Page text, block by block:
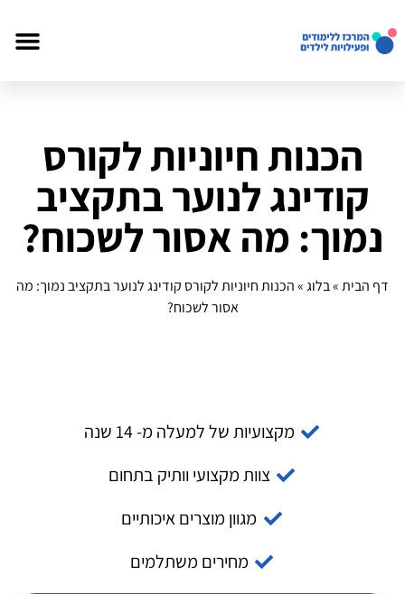
הכנות חיוניות לקורס
קודינג לנוער בתקציב
נמוך: מה אסור לשכוח?
דף הבית»בלוג»הכנות חיוניות לקורס קודינג לנוער בתקציב נמוך: מה
אסור לשכוח?
מקצועיות של למעלה מ- 14 שנה
צוות מקצועי וותיק בתחום
מגוון מוצרים איכותיים
מחירים משתלמים